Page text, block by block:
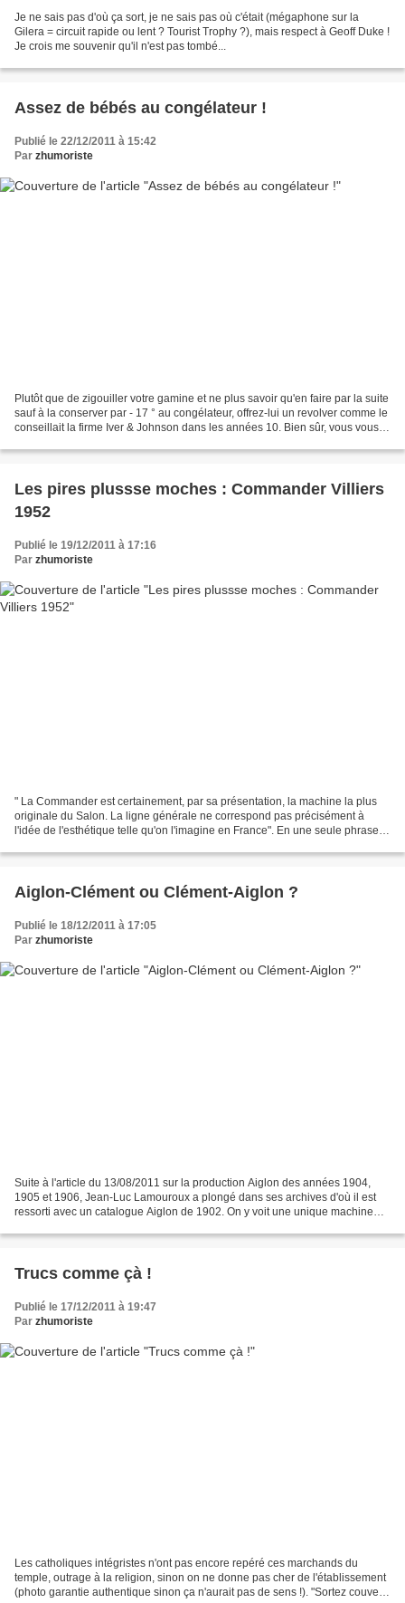
Je ne sais pas d'où ça sort, je ne sais pas où c'était (mégaphone sur la
Gilera = circuit rapide ou lent ? Tourist Trophy ?), mais respect à Geoff Duke !
Je crois me souvenir qu'il n'est pas tombé...
Assez de bébés au congélateur !
Publié le 22/12/2011 à 15:42
Par zhumoriste
Plutôt que de zigouiller votre gamine et ne plus savoir qu'en faire par la suite
sauf à la conserver par - 17 ° au congélateur, offrez-lui un revolver comme le
conseillait la firme Iver & Johnson dans les années 10. Bien sûr, vous vous
Les pires plussse moches : Commander Villiers
1952
Publié le 19/12/2011 à 17:16
Par zhumoriste
" La Commander est certainement, par sa présentation, la machine la plus
originale du Salon. La ligne générale ne correspond pas précisément à
l'idée de l'esthétique telle qu'on l'imagine en France". En une seule phrase
Aiglon-Clément ou Clément-Aiglon ?
Publié le 18/12/2011 à 17:05
Par zhumoriste
Suite à l'article du 13/08/2011 sur la production Aiglon des années 1904,
1905 et 1906, Jean-Luc Lamouroux a plongé dans ses archives d'où il est
ressorti avec un catalogue Aiglon de 1902. On y voit une unique machine
Trucs comme çà !
Publié le 17/12/2011 à 19:47
Par zhumoriste
Les catholiques intégristes n'ont pas encore repéré ces marchands du
temple, outrage à la religion, sinon on ne donne pas cher de l'établissement
(photo garantie authentique sinon ça n'aurait pas de sens !). "Sortez couvert"